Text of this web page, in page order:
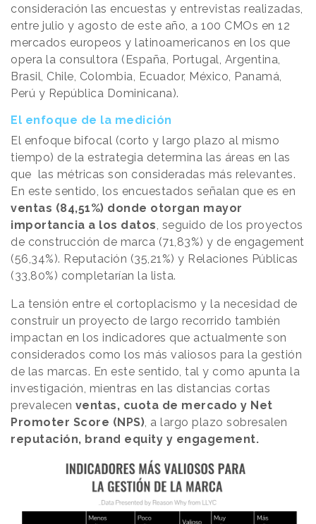
consideración las encuestas y entrevistas realizadas,
entre julio y agosto de este año, a 100 CMOs en 12
mercados europeos y latinoamericanos en los que
opera la consultora (España, Portugal, Argentina,
Brasil, Chile, Colombia, Ecuador, México, Panamá,
Perú y República Dominicana).
El enfoque de la medición
El enfoque bifocal (corto y largo plazo al mismo
tiempo) de la estrategia determina las áreas en las
que las métricas son consideradas más relevantes.
En este sentido, los encuestados señalan que es en
ventas (84,51%) donde otorgan mayor
importancia a los datos, seguido de los proyectos
de construcción de marca (71,83%) y de engagement
(56,34%). Reputación (35,21%) y Relaciones Públicas
(33,80%) completarían la lista.
La tensión entre el cortoplacismo y la necesidad de
construir un proyecto de largo recorrido también
impactan en los indicadores que actualmente son
considerados como los más valiosos para la gestión
de las marcas. En este sentido, tal y como apunta la
investigación, mientras en las distancias cortas
prevalecen ventas, cuota de mercado y Net
Promoter Score (NPS), a largo plazo sobresalen
reputación, brand equity y engagement.